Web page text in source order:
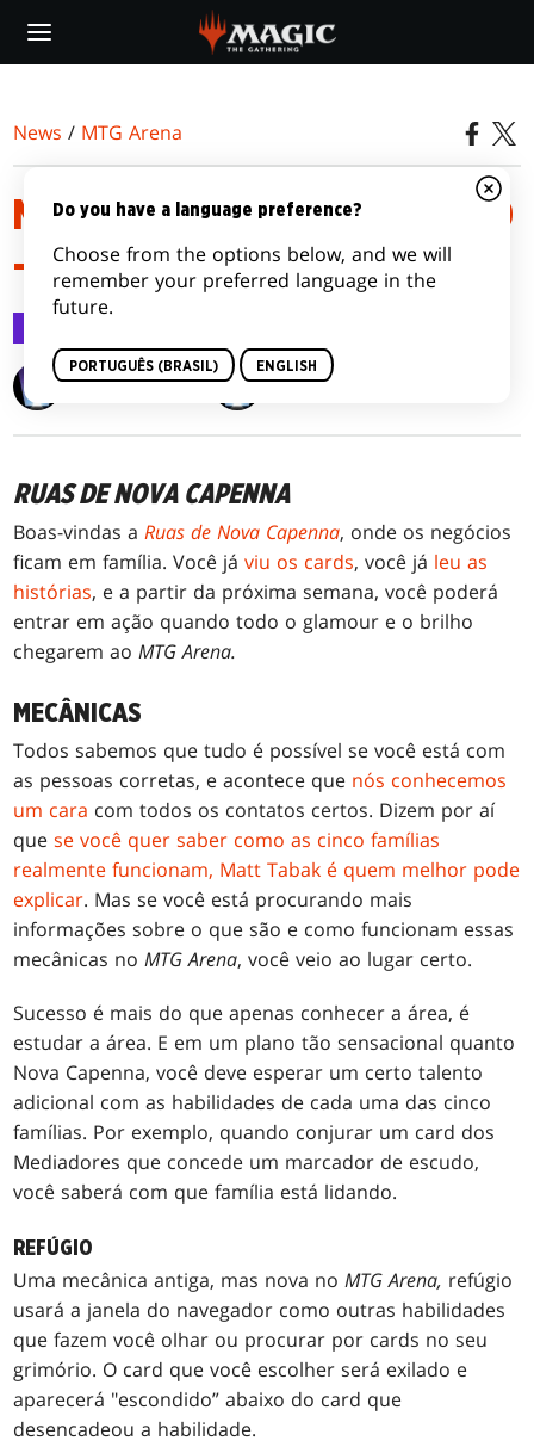
main
News / MTG Arena
MTG ARENA: ESTADO DO JOGO
- RUAS DE NOVA CAPENNA
Megan O'Malley Jay Parker
RUAS DE NOVA CAPENNA
Boas-vindas aRuas de Nova Capenna, onde os negócios
ficam em família. Você jáviu os cards, você já leu as
histórias, e a partir da próxima semana, você poderá
entrar em ação quando todo o glamour e o brilho
chegarem aoMTG Arena.
MECÂNICAS
Todos sabemos que tudo é possível se você está com
as pessoas corretas, e acontece que nós conhecemos
um cara com todos os contatos certos. Dizem por aí
quese você quer saber como as cinco famílias
realmente funcionam, Matt Tabak é quem melhor pode
explicar. Mas se você está procurando mais
informações sobre o que são e como funcionam essas
mecânicas noMTG Arena, você veio ao lugar certo.
Sucesso é mais do que apenas conhecer a área, é
estudar a área. E em um plano tão sensacional quanto
Nova Capenna, você deve esperar um certo talento
adicional com as habilidades de cada uma das cinco
famílias. Por exemplo, quando conjurar um card dos
Mediadores que concede um marcador de escudo,
você saberá com que família está lidando.
REFÚGIO
Uma mecânica antiga, mas nova noMTG Arena, refúgio
usará a janela do navegador como outras habilidades
que fazem você olhar ou procurar por cards no seu
grimório. O card que você escolher será exilado e
aparecerá "escondido” abaixo do card que
desencadeou a habilidade.
Do you have a language preference?
Choose from the options below, and we will
remember your preferred language in the
future.
PORTUGUÊS (BRASIL) ENGLISH